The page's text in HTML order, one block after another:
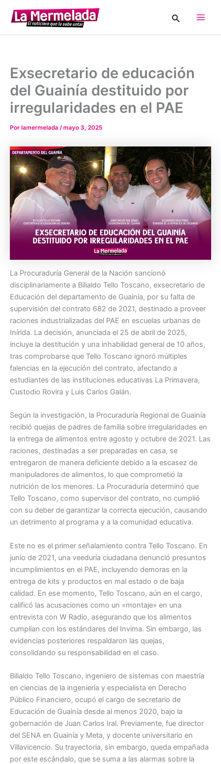
contenido
Buscar
Exsecretario de educación
del Guainía destituido por
irregularidades en el PAE
Por lamermelada /mayo 3, 2025
La Procuraduría General de la Nación sancionó
disciplinariamente a Bilialdo Tello Toscano, exsecretario de
Educación del departamento de Guainía, por su falta de
supervisión del contrato 682 de 2021, destinado a proveer
raciones industrializadas del PAE en escuelas urbanas de
Inírida. La decisión, anunciada el 25 de abril de 2025,
incluye la destitución y una inhabilidad general de 10 años,
tras comprobarse que Tello Toscano ignoró múltiples
falencias en la ejecución del contrato, afectando a
estudiantes de las instituciones educativas La Primavera,
Custodio Rovira y Luis Carlos Galán.
Según la investigación, la Procuraduría Regional de Guainía
recibió quejas de padres de familia sobre irregularidades en
la entrega de alimentos entre agosto y octubre de 2021. Las
raciones, destinadas a ser preparadas en casa, se
entregaron de manera deficiente debido a la escasez de
manipuladores de alimentos, lo que comprometió la
nutrición de los menores. La Procuraduría determinó que
Tello Toscano, como supervisor del contrato, no cumplió
con su deber de garantizar la correcta ejecución, causando
un detrimento al programa y a la comunidad educativa.
Este no es el primer señalamiento contra Tello Toscano. En
junio de 2021, una veeduría ciudadana denunció presuntos
incumplimientos en el PAE, incluyendo demoras en la
entrega de kits y productos en mal estado o de baja
calidad. En ese momento, Tello Toscano, aún en el cargo,
calificó las acusaciones como un «montaje» en una
entrevista con W Radio, asegurando que los alimentos
cumplían con los estándares del Invima. Sin embargo, las
evidencias posteriores respaldaron las quejas,
consolidando su responsabilidad en el caso.
Bilialdo Tello Toscano, ingeniero de sistemas con maestría
en ciencias de la ingeniería y especialista en Derecho
Público Financiero, ocupó el cargo de secretario de
Educación de Guainía desde al menos 2020, bajo la
gobernación de Juan Carlos Iral. Previamente, fue director
del SENA en Guainía y Meta, y docente universitario en
Villavicencio. Su trayectoria, sin embargo, queda empañada
por este escándalo, que se suma a las alarmas sobre la